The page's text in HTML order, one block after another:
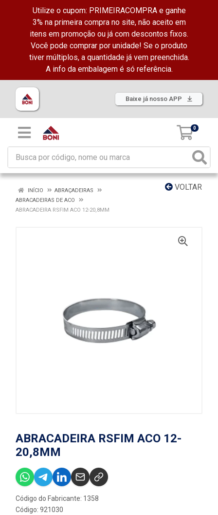
Utilize o cupom: PRIMEIRACOMPRA e ganhe
3% na primeira compra no site, não aceito em
itens em promoção ou já com descontos fixos.
Você pode comprar por unidade! Se o produto
tiver múltiplos, a quantidade já vem preenchida.
A info da embalagem é só referência.
Baixe já nosso APP
0
VOLTAR
INÍCIO
ABRAÇADEIRAS
ABRACADEIRAS DE ACO
ABRACADEIRA RSFIM ACO 12-20,8MM
ABRACADEIRA RSFIM ACO 12-
20,8MM
Código do Fabricante: 1358
Código: 921030